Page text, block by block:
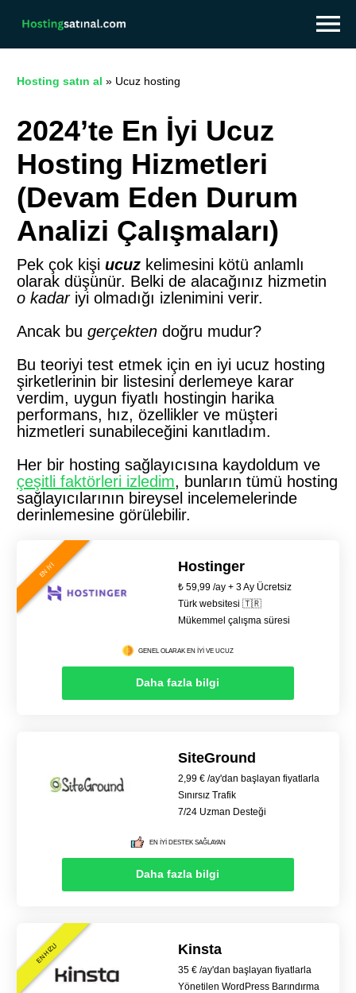
Hosting satın al » Ucuz hosting
2024’te En İyi Ucuz
Hosting Hizmetleri
(Devam Eden Durum
Analizi Çalışmaları)
Pek çok kişi ucuz kelimesini kötü anlamlı
olarak düşünür. Belki de alacağınız hizmetin
o kadar iyi olmadığı izlenimini verir.
Ancak bu gerçekten doğru mudur?
Bu teoriyi test etmek için en iyi ucuz hosting
şirketlerinin bir listesini derlemeye karar
verdim, uygun fiyatlı hostingin harika
performans, hız, özellikler ve müşteri
hizmetleri sunabileceğini kanıtladım.
Her bir hosting sağlayıcısına kaydoldum ve
çeşitli faktörleri izledim, bunların tümü hosting
sağlayıcılarının bireysel incelemelerinde
derinlemesine görülebilir.
EN İYİ Hostinger
₺ 59,99 /ay + 3 Ay Ücretsiz
Türk websitesi 🇹🇷
Mükemmel çalışma süresi
GENEL OLARAK EN İYİ VE UCUZ
Daha fazla bilgi
SiteGround
2,99 € /ay'dan başlayan fiyatlarla
Sınırsız Trafik
7/24 Uzman Desteği
EN İYİ DESTEK SAĞLAYAN
Daha fazla bilgi
EN HIZLI Kinsta
35 € /ay'dan başlayan fiyatlarla
Yönetilen WordPress Barındırma